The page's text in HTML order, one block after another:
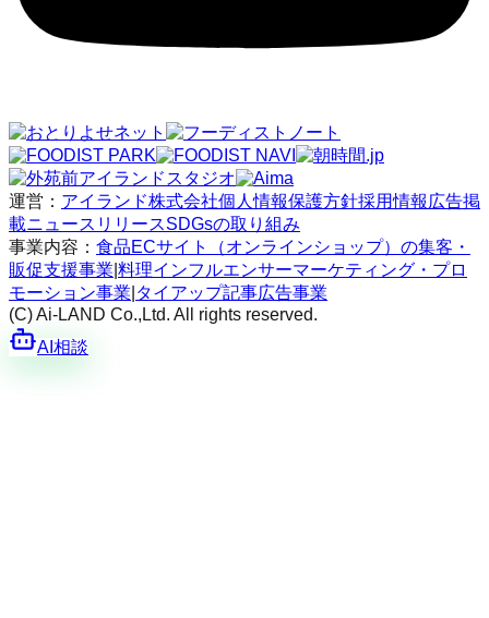
運営： アイランド株式会社個人情報保護方針採用情報 広告掲
載ニュースリリースSDGsの取り組み
事業内容： 食品ECサイト（オンラインショップ）の集客・
販促支援事業 料理インフルエンサーマーケティング・プロ
モーション事業 タイアップ記事広告事業
(C) Ai-LAND Co.,Ltd. All rights reserved.
AI相談